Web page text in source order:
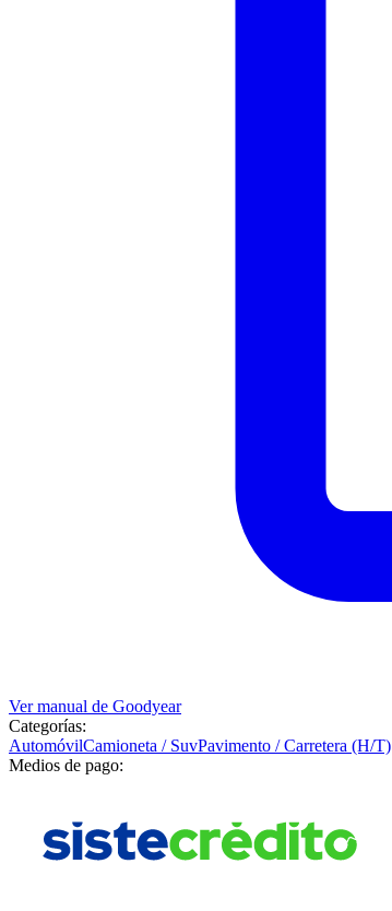
Ver manual de Goodyear
Categorías:
AutomóvilCamioneta / SuvPavimento / Carretera (H/T)
Medios de pago: